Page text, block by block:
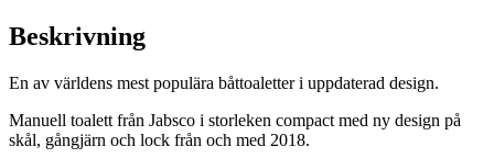
Beskrivning
En av världens mest populära båttoaletter i uppdaterad design.
Manuell toalett från Jabsco i storleken compact med ny design på
skål, gångjärn och lock från och med 2018.